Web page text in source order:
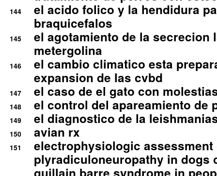
144
el acido folico y la hendidura
braquicefalos
145
el agotamiento de la secrecion
metergolina
146
el cambio climatico esta
expansion de las cvbd
147 el caso de el gato con
148 el control del apareamiento de
149 el diagnostico de la
150 avian rx
151
electrophysiologic assessment
plyradiculoneuropathy in dogs
guillain barre syndrome in